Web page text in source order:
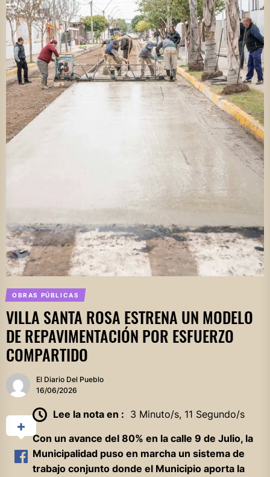
OBRAS PÚBLICAS
VILLA SANTA ROSA ESTRENA UN MODELO
DE REPAVIMENTACIÓN POR ESFUERZO
COMPARTIDO
El Diario Del Pueblo
16/06/2026
Lee la nota en : 3 Minuto/s, 11 Segundo/s
Con un avance del 80% en la calle 9 de Julio, la
Municipalidad puso en marcha un sistema de
trabajo conjunto donde el Municipio aporta la